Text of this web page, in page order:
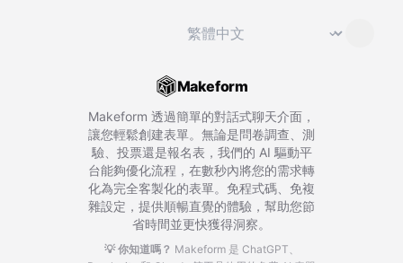
切換語言 ⌄
Makeform
Makeform 透過簡單的對話式聊天介面，
讓您輕鬆創建表單。無論是問卷調查、測
驗、投票還是報名表，我們的 AI 驅動平
台能夠優化流程，在數秒內將您的需求轉
化為完全客製化的表單。免程式碼、免複
雜設定，提供順暢直覺的體驗，幫助您節
省時間並更快獲得洞察。
💡 你知道嗎？ Makeform 是 ChatGPT、